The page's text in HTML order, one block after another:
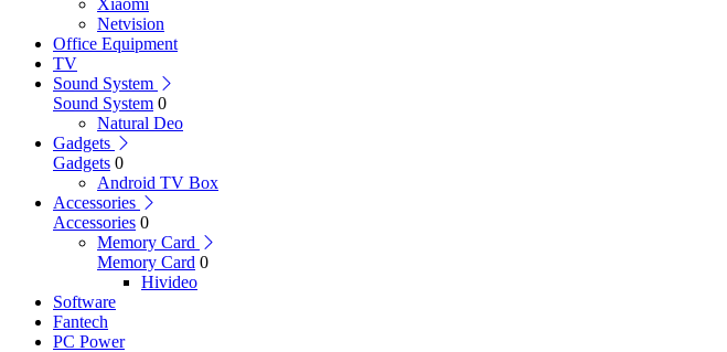
Xiaomi
Netvision
Office Equipment
TV
Sound System
Sound System 0
Natural Deo
Gadgets
Gadgets 0
Android TV Box
Accessories
Accessories 0
Memory Card
Memory Card 0
Hivideo
Software
Fantech
PC Power